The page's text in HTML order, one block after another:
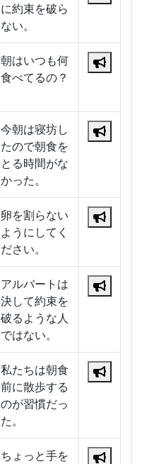
に約束を破ら
ない。
朝はいつも何
食べてるの？
今朝は寝坊し
たので朝食を
とる時間がな
かった。
卵を割らない
ようにしてく
ださい。
アルバートは
決して約束を
破るような人
ではない。
私たちは朝食
前に散歩する
のが習慣だっ
た。
ちょっと手を